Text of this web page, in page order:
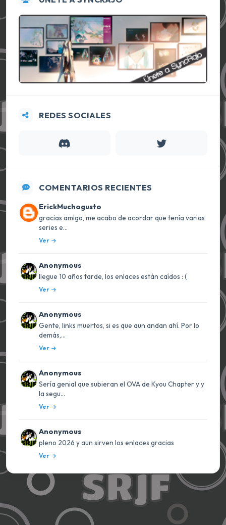
REDES SOCIALES
COMENTARIOS RECIENTES
ErickMuchogusto
gracias amigo, me acabo de acordar que tenía varias
series e...
Ver
Anonymous
llegue 10 años tarde, los enlaces están caídos : (
Ver
Anonymous
Gente, links muertos, si es que aun andan ahí. Por lo
demás,...
Ver
Anonymous
Sería genial que subieran el OVA de Kyou Chapter y y
la segu...
Ver
Anonymous
pleno 2026 y aun sirven los enlaces gracias
Ver